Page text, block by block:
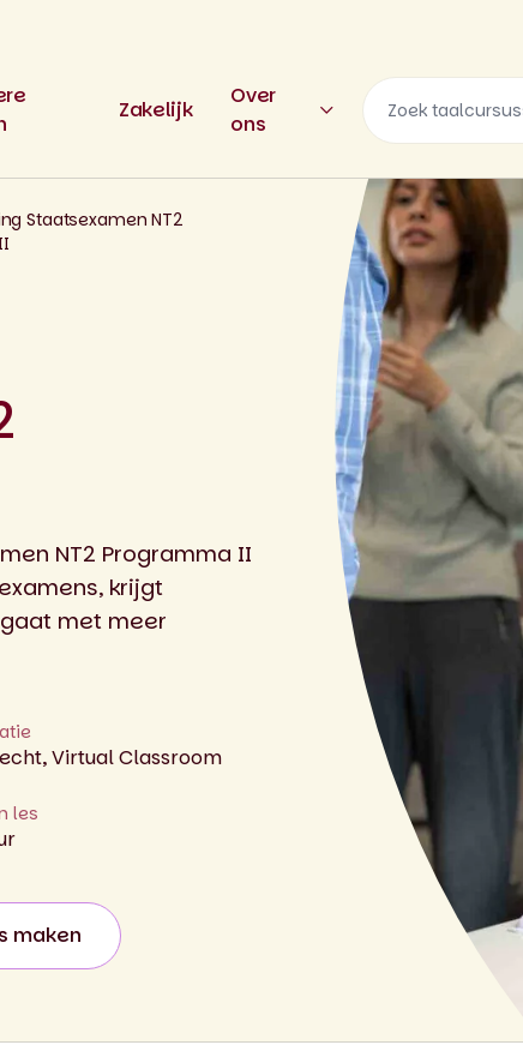
Zakelijk
Over
ons
Staatsexamen NT2
NT2 Programma II
krijgt
met meer
Virtual Classroom
les
maken